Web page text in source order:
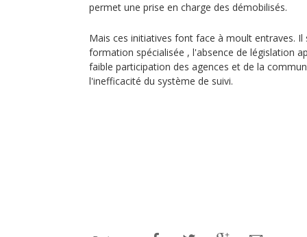
permet une prise en charge des démobilisés.
Mais ces initiatives font face à moult entraves. Il
formation spécialisée , l'absence de législation
faible participation des agences et de la
l'inefficacité du système de suivi.